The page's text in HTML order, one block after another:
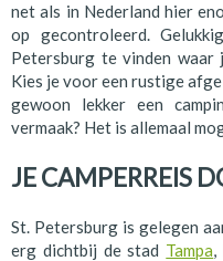
net als in Nederland hier
op gecontroleerd.
Petersburg te vinden waar
Kies je voor een rustige
gewoon lekker een
vermaak? Het is allemaal
JE CAMPERREIS
St. Petersburg is gelegen
erg dichtbij de stad Tampa,